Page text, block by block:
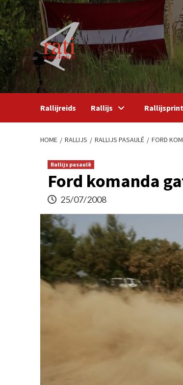
Skip
to
content
Rallijreids Rallijs
HOME RALLIJS RALLIJS PASAULĒ FORD
Rallijs pasaulē
Ford komanda
25/07/2008